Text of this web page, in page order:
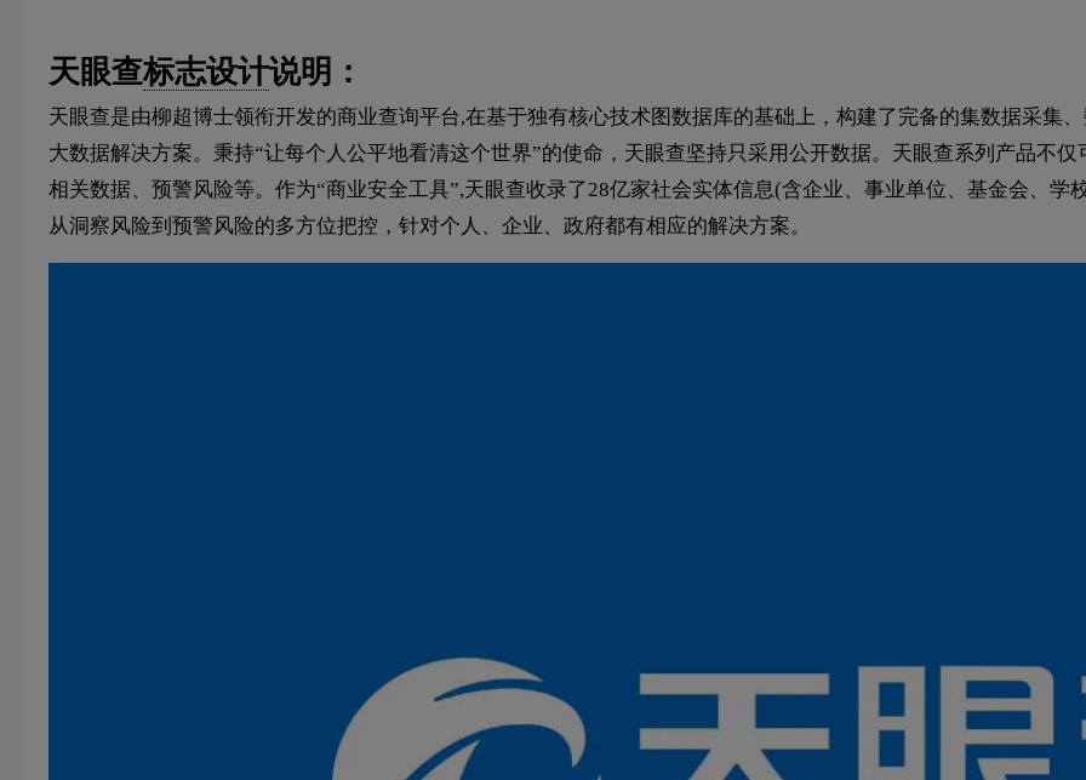
天眼查标志设计说明：
天眼查是由柳超博士领衔开发的商业查询平台,在基于独有核心技术图数据库的基础上，构建了完备的集数据采集
大数据解决方案。秉持“让每个人公平地看清这个世界”的使命，天眼查坚持只采用公开数据。天眼查系列产品不
相关数据、预警风险等。作为“商业安全工具”,天眼查收录了28亿家社会实体信息(含企业、事业单位、基金会、
从洞察风险到预警风险的多方位把控，针对个人、企业、政府都有相应的解决方案。